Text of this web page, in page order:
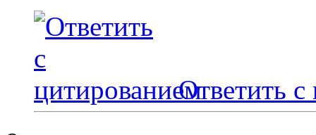
Ответить с